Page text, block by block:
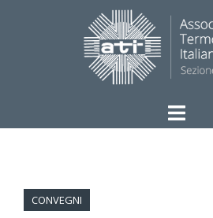
CONVEGNI